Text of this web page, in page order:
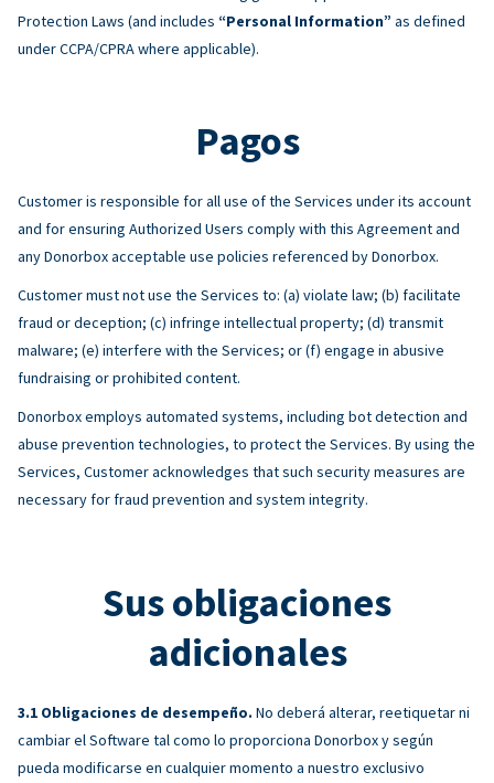
Protection Laws (and includes “Personal Information” as defined
under CCPA/CPRA where applicable).
Pagos
Customer is responsible for all use of the Services under its account
and for ensuring Authorized Users comply with this Agreement and
any Donorbox acceptable use policies referenced by Donorbox.
Customer must not use the Services to: (a) violate law; (b) facilitate
fraud or deception; (c) infringe intellectual property; (d) transmit
malware; (e) interfere with the Services; or (f) engage in abusive
fundraising or prohibited content.
Donorbox employs automated systems, including bot detection and
abuse prevention technologies, to protect the Services. By using the
Services, Customer acknowledges that such security measures are
necessary for fraud prevention and system integrity.
Sus obligaciones
adicionales
Obligaciones de desempeño. No deberá alterar, reetiquetar ni
cambiar el Software tal como lo proporciona Donorbox y según
pueda modificarse en cualquier momento a nuestro exclusivo